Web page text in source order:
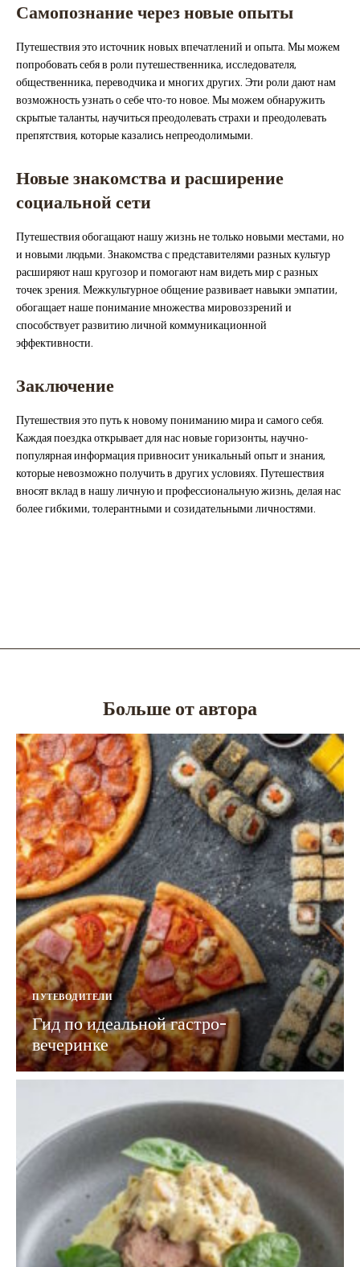
Самопознание через новые опыты
Путешествия это источник новых впечатлений и опыта. Мы можем
попробовать себя в роли путешественника, исследователя,
общественника, переводчика и многих других. Эти роли дают нам
возможность узнать о себе что-то новое. Мы можем обнаружить
скрытые таланты, научиться преодолевать страхи и преодолевать
препятствия, которые казались непреодолимыми.
Новые знакомства и расширение
социальной сети
Путешествия обогащают нашу жизнь не только новыми местами, но
и новыми людьми. Знакомства с представителями разных культур
расширяют наш кругозор и помогают нам видеть мир с разных
точек зрения. Межкультурное общение развивает навыки эмпатии,
обогащает наше понимание множества мировоззрений и
способствует развитию личной коммуникационной
эффективности.
Заключение
Путешествия это путь к новому пониманию мира и самого себя.
Каждая поездка открывает для нас новые горизонты, научно-
популярная информация привносит уникальный опыт и знания,
которые невозможно получить в других условиях. Путешествия
вносят вклад в нашу личную и профессиональную жизнь, делая нас
более гибкими, толерантными и созидательными личностями.
Больше от автора
ПУТЕВОДИТЕЛИ
Гид по идеальной гастро-
вечеринке